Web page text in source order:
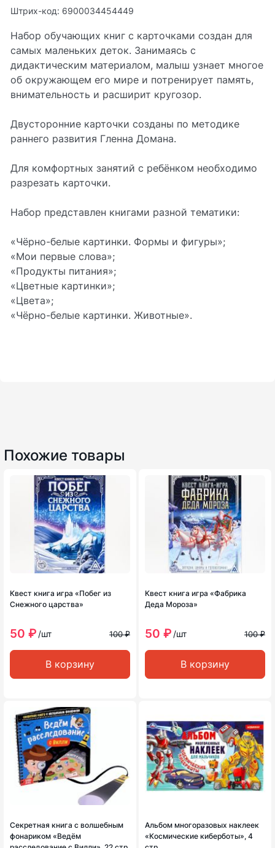
Штрих-код: 6900034454449
Набор обучающих книг с карточками создан для
самых маленьких деток. Занимаясь с
дидактическим материалом, малыш узнает многое
об окружающем его мире и потренирует память,
внимательность и расширит кругозор.
Двусторонние карточки созданы по методике
раннего развития Гленна Домана.
Для комфортных занятий с ребёнком необходимо
разрезать карточки.
Набор представлен книгами разной тематики:
«Чёрно-белые картинки. Формы и фигуры»;
«Мои первые слова»;
«Продукты питания»;
«Цветные картинки»;
«Цвета»;
«Чёрно-белые картинки. Животные».
Похожие товары
Квест книга игра «Побег из
Снежного царства»
50 ₽ /шт 100 ₽
В корзину
Квест книга игра «Фабрика
Деда Мороза»
50 ₽ /шт 100 ₽
В корзину
Секретная книга с волшебным
фонариком «Ведём
Альбом многоразовых наклеек
«Космические киберботы», 4